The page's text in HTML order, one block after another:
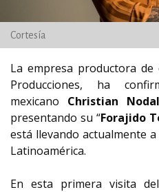
Cortesía
La empresa productora de
Producciones, ha
mexicano Christian
presentando su “Forajido
está llevando actualmente
Latinoamérica.
En esta primera visita